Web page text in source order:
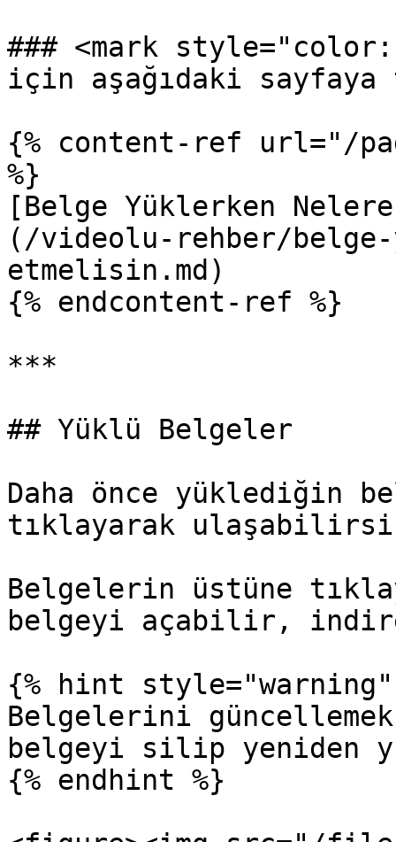
### <mark
için aşağıdaki sayfaya
{% content-ref url="/
%}
[Belge Yüklerken
(/videolu-rehber/
etmelisin.md)
{% endcontent-ref %}
***
## Yüklü Belgeler
Daha önce yüklediğin
tıklayarak
Belgelerin üstüne
belgeyi açabilir,
{% hint style="warning"
Belgelerini
belgeyi silip yeniden
{% endhint %}